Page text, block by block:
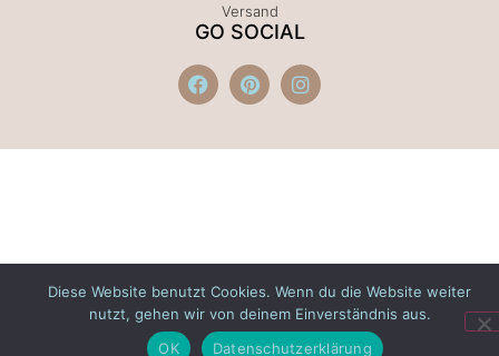
Versand
GO SOCIAL
Diese Website benutzt Cookies. Wenn du die Website weiter
nutzt, gehen wir von deinem Einverständnis aus.
OK
Datenschutzerklärung